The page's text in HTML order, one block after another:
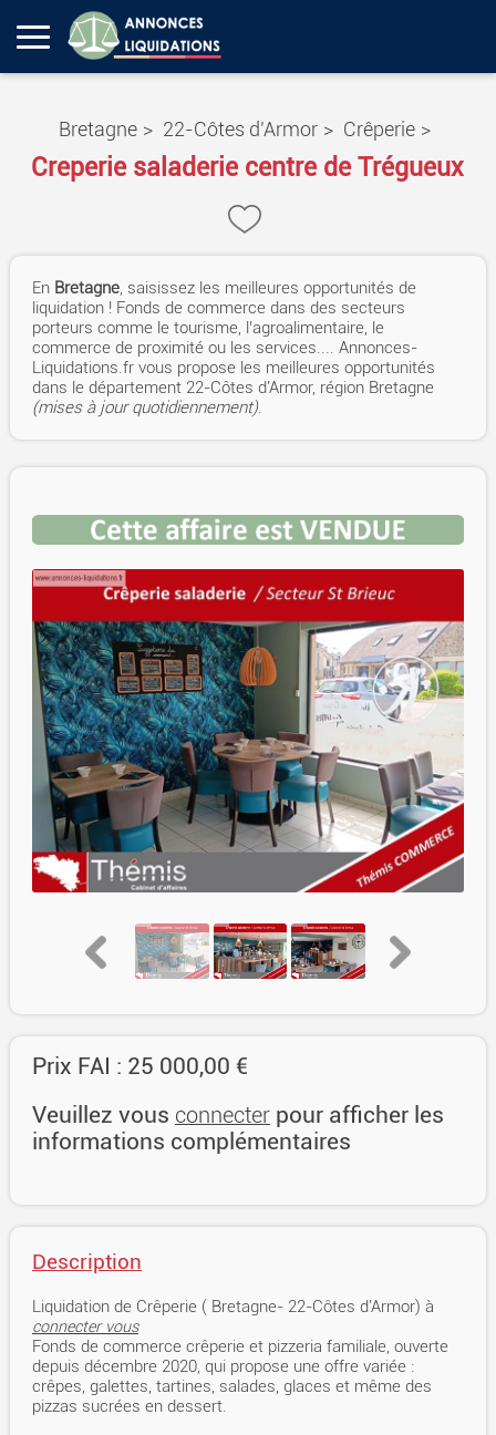
Bretagne > 22-Côtes d'Armor > Crêperie >
Creperie saladerie centre de Trégueux
En Bretagne, saisissez les meilleures opportunités de
liquidation ! Fonds de commerce dans des secteurs
porteurs comme le tourisme, l’agroalimentaire, le
commerce de proximité ou les services.... Annonces-
Liquidations.fr vous propose les meilleures opportunités
dans le département 22-Côtes d'Armor, région Bretagne
(mises à jour quotidiennement).
Prix FAI : 25 000,00 €
Veuillez vous connecterpour afficher les
informations complémentaires
Description
Liquidation de Crêperie ( Bretagne- 22-Côtes d'Armor) à
connecter vous
Fonds de commerce crêperie et pizzeria familiale, ouverte
depuis décembre 2020, qui propose une offre variée :
crêpes, galettes, tartines, salades, glaces et même des
pizzas sucrées en dessert.